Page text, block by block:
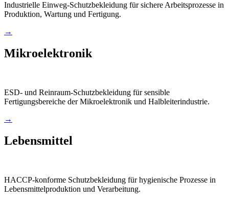
Industrielle Einweg-Schutzbekleidung für sichere Arbeitsprozesse in
Produktion, Wartung und Fertigung.
→
Mikroelektronik
ESD- und Reinraum-Schutzbekleidung für sensible
Fertigungsbereiche der Mikroelektronik und Halbleiterindustrie.
→
Lebensmittel
HACCP-konforme Schutzbekleidung für hygienische Prozesse in
Lebensmittelproduktion und Verarbeitung.